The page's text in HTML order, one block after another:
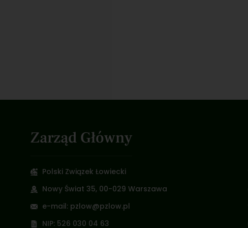
Zarząd Główny
Polski Związek Łowiecki
Nowy Świat 35, 00-029 Warszawa
e-mail: pzlow@pzlow.pl
NIP: 526 030 04 63